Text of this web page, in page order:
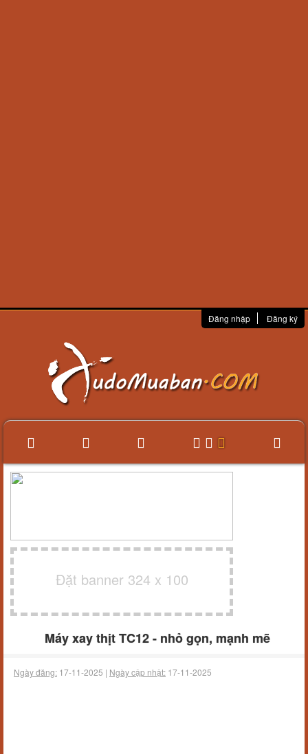
Đăng nhập Đăng ký
Đặt banner 324 x 100
Máy xay thịt TC12 - nhỏ gọn, mạnh mẽ
Ngày đăng: 17-11-2025 | Ngày cập nhật: 17-11-2025